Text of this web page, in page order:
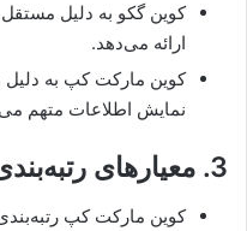
کوین گکو به دلیل
ارائه می‌دهد.
کوین مارکت کپ به دلیل
نمایش اطلاعات متهم
3. معیارهای رتبه‌بندی
کوین مارکت کپ